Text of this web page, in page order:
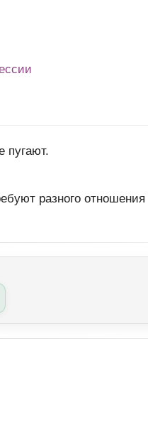
пугают.
разного